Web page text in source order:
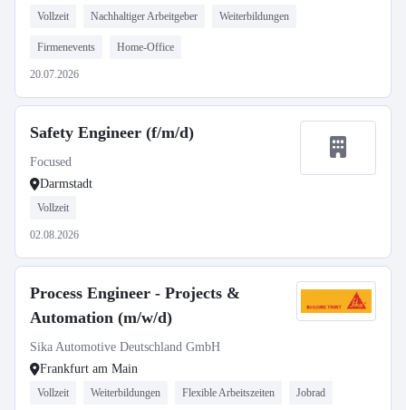
Vollzeit Nachhaltiger Arbeitgeber Weiterbildungen
Firmenevents Home-Office
20.07.2026
Safety Engineer (f/m/d)
Focused
Darmstadt
Vollzeit
02.08.2026
Process Engineer - Projects &
Automation (m/w/d)
Sika Automotive Deutschland GmbH
Frankfurt am Main
Vollzeit Weiterbildungen Flexible Arbeitszeiten Jobrad